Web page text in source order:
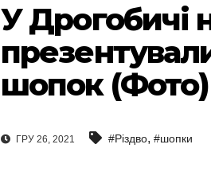
У Дрогобичі
шопок (Фото)
ГРУ 26, 2021 #Різдво, #шопки